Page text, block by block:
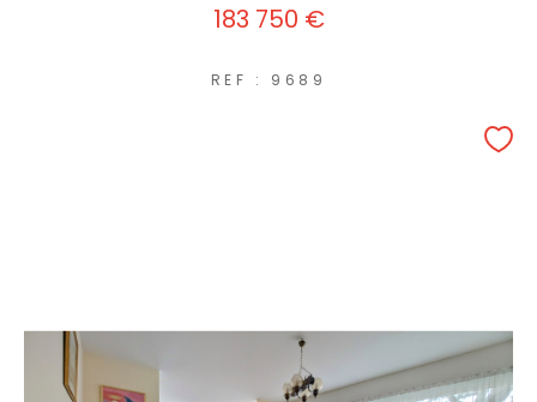
183 750 €
REF : 9689